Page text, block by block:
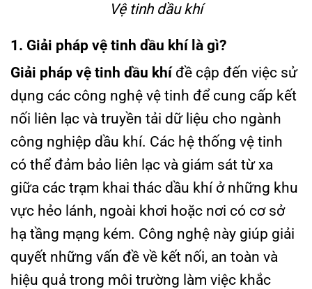
Vệ tinh dầu khí
1. Giải pháp vệ tinh dầu khí là gì?
Giải pháp vệ tinh dầu khíđề cập đến việc sử
dụng các công nghệ vệ tinh để cung cấp kết
nối liên lạc và truyền tải dữ liệu cho ngành
công nghiệp dầu khí. Các hệ thống vệ tinh
có thể đảm bảo liên lạc và giám sát từ xa
giữa các trạm khai thác dầu khí ở những khu
vực hẻo lánh, ngoài khơi hoặc nơi có cơ sở
hạ tầng mạng kém. Công nghệ này giúp giải
quyết những vấn đề về kết nối, an toàn và
hiệu quả trong môi trường làm việc khắc